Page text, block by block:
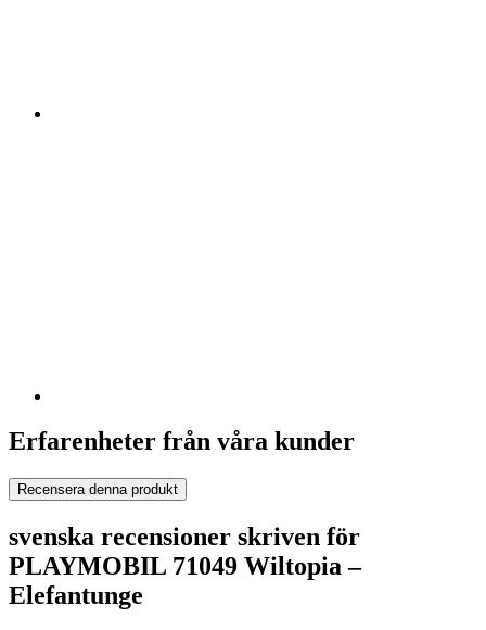
Erfarenheter från våra kunder
Recensera denna produkt
svenska recensioner skriven för
PLAYMOBIL 71049 Wiltopia –
Elefantunge